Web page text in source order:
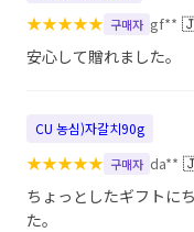
★★★★★ 구매자 gf**
安心して贈れました。
CU 농심)자갈치90g
★★★★★ 구매자 da**
ちょっとしたギフトに
た。